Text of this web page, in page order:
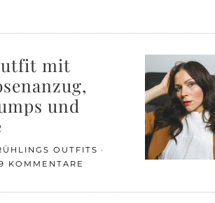
mit
und
OUTFITS
KOMMENTARE